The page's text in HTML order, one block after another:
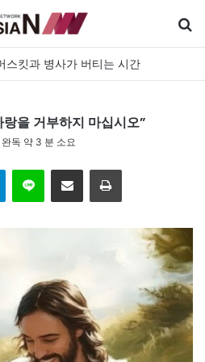
스킷과 병사가 버티는 시간
을 거부하지 마십시오”
완독 약 3 분 소요
TelegramLine 이메일 인쇄